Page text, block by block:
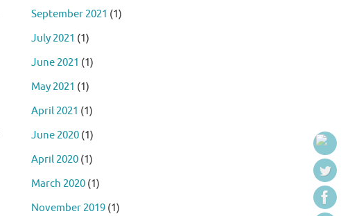
September 2021 (1)
July 2021 (1)
June 2021 (1)
May 2021 (1)
April 2021 (1)
June 2020 (1)
April 2020 (1)
March 2020 (1)
November 2019 (1)